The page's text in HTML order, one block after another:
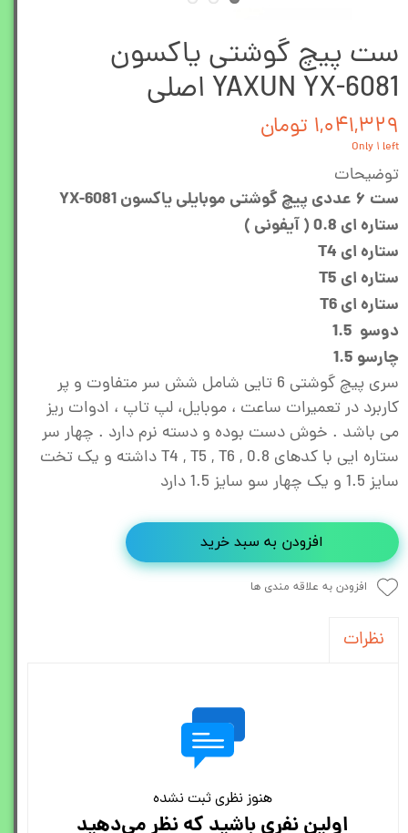
ست پیچ گوشتی یاکسون
YAXUN YX-6081 اصلی
۱,۰۴۱,۳۲۹ تومان
Only ۱ left
توضیحات
ست ۶ عددی پیچ گوشتی موبایلی یاکسون YX-6081
ستاره ای 0.8 ( آیفونی )
ستاره ای T4
ستاره ای T5
ستاره ای T6
دوسو 1.5
چارسو 1.5
سری پیچ گوشتی 6 تایی شامل شش سر متفاوت و پر
کاربرد در تعمیرات ساعت ، موبایل، لپ تاپ ، ادوات ریز
می باشد . خوش دست بوده و دسته نرم دارد . چهار سر
ستاره ایی با کدهای T4 , T5 , T6 , 0.8 داشته و یک تخت
سایز 1.5 و یک چهار سو سایز 1.5 دارد
افزودن به سبد خرید
افزودن به علاقه مندی ها
نظرات
هنوز نظری ثبت نشده
اولین نفری باشید که نظر می‌دهید